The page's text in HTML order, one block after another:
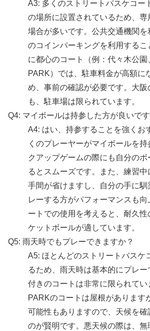
A3: 多くのストリートバスケコー
の場所に設置されているため、専
場合が多いです。公共交通機関
のコインパーキングを利用する
に都心のコート（例：代々木公園
PARK）では、駐車料金が高額に
め、事前の確認が必要です。大阪
も、駐車場は限られています。
Q4: マイボールは持参した方が良いです
A4: はい、持参することを強くお
くのプレーヤーがマイボールを
クアップゲームの際にも自分のボ
るとスムーズです。また、練習中
手間が省けますし、自分の手に
レーする方がパフォーマンスも向
ートでの使用を考えると、耐久性
ケットボールが適しています。
Q5: 雨天時でもプレーできますか？
A5: ほとんどのストリートバスケ
るため、雨天時は基本的にプレ
付きのコートは非常に限られてい
PARKのコートは屋根があります
可能性もありますので、天候を確
のが賢明です。悪天候の際は、